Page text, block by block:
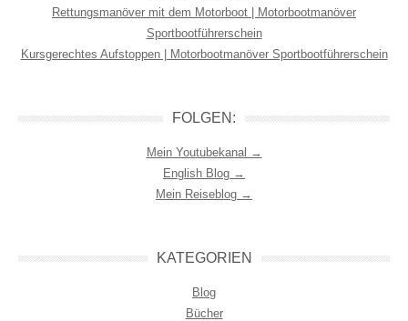
Rettungsmanöver mit dem Motorboot | Motorbootmanöver
Sportbootführerschein
Kursgerechtes Aufstoppen | Motorbootmanöver Sportbootführerschein
FOLGEN:
Mein Youtubekanal →
English Blog →
Mein Reiseblog →
KATEGORIEN
Blog
Bücher